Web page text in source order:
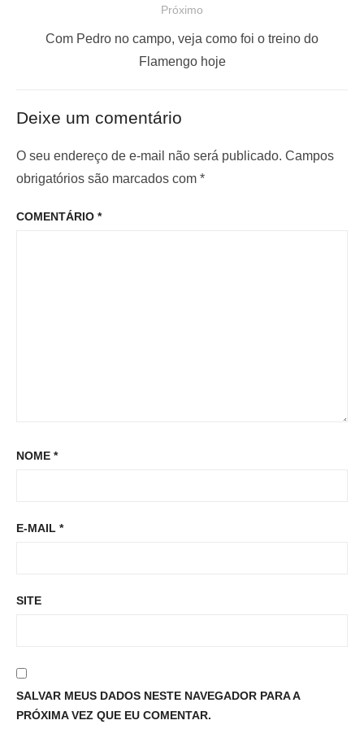
ã
d
e
P
t
r
i
r
Próximo
m
o
o
Com Pedro no campo, veja como foi o treino do
Flamengo hoje
Deixe um comentário
O seu endereço de e-mail não será publicado. Campos
obrigatórios são marcados com *
COMENTÁRIO *
NOME *
E-MAIL *
SITE
SALVAR MEUS DADOS NESTE NAVEGADOR PARA A
PRÓXIMA VEZ QUE EU COMENTAR.